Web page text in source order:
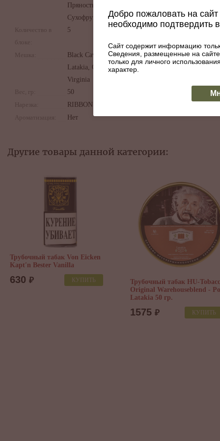
Пряность,
Сухофрукты
Количество в
блоке:
5
Мешка:
Black Cavendish,
Latakia, Oriental,
Virginia
Вес, гр:
50
Нарезка:
RIBBON CUT
Ароматизация:
Нет
Другие товары данной категории:
Трубочный табак Von Eicken
Kapt′n Bester Vanilla
630 ₽ КУПИТЬ
Трубочный табак HU-
Original Warehouseblend -
Latakia 50 гр.
1575 ₽ КУПИТЬ
Добро пожаловать на
необходимо подтвердить
Сайт содержит информацию
Сведения, размещенные на
только для личного
характер.